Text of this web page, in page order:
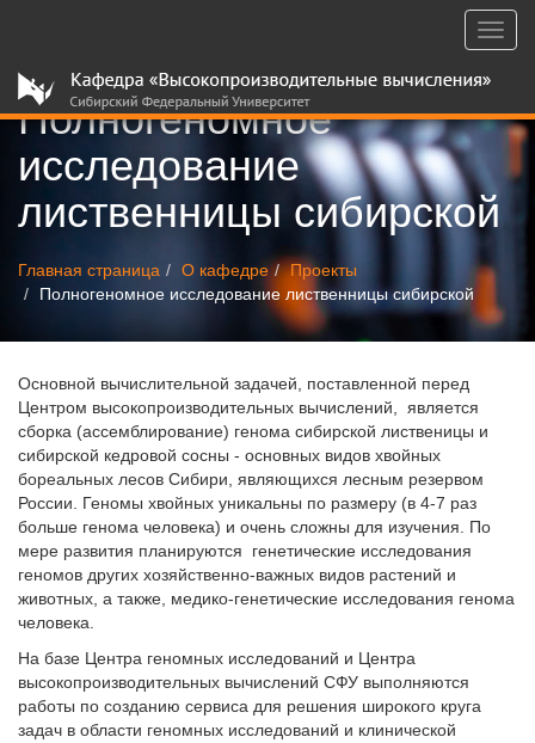
Полногеномное
исследование
лиственницы сибирской
Главная страница О кафедре
Проекты
Полногеномное исследование лиственницы сибирской
Основной вычислительной задачей, поставленной перед
Центром высокопроизводительных вычислений, является
сборка (ассемблирование) генома сибирской лиственицы и
сибирской кедровой сосны - основных видов хвойных
бореальных лесов Сибири, являющихся лесным резервом
России. Геномы хвойных уникальны по размеру (в 4-7 раз
больше генома человека) и очень сложны для изучения. По
мере развития планируются генетические исследования
геномов других хозяйственно-важных видов растений и
животных, а также, медико-генетические исследования генома
человека.
На базе Центра геномных исследований и Центра
высокопроизводительных вычислений СФУ выполняются
работы по созданию сервиса для решения широкого круга
задач в области геномных исследований и клинической